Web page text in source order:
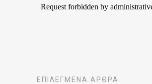
ΕΠΙΛΕΓΜΈΝΑ ΆΡΘΡΑ